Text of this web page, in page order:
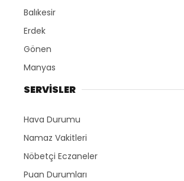
Balıkesir
Erdek
Gönen
Manyas
SERVİSLER
Hava Durumu
Namaz Vakitleri
Nöbetçi Eczaneler
Puan Durumları